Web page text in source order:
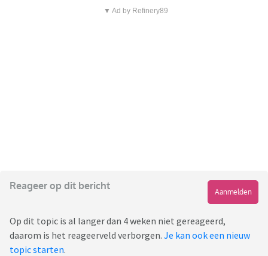
▼ Ad by Refinery89
Reageer op dit bericht
Aanmelden
Op dit topic is al langer dan 4 weken niet gereageerd,
daarom is het reageerveld verborgen. Je kan ook een nieuw
topic starten.